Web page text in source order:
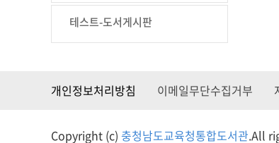
테스트-도서게시판
개인정보처리방침 이메일무단수집거부
Copyright (c) 충청남도교육청통합도서관.All